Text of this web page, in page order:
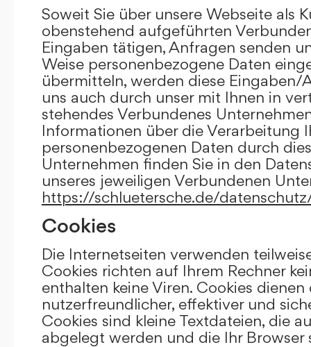
Soweit Sie über unsere Webseite als
obenstehend aufgeführten
Eingaben tätigen, Anfragen senden
Weise personenbezogene Daten
übermitteln, werden diese
uns auch durch unser mit Ihnen in
stehendes Verbundenes
Informationen über die Verarbeitung
personenbezogenen Daten durch
Unternehmen finden Sie in den
unseres jeweiligen Verbundenen
https://schluetersche.de/
Cookies
Die Internetseiten verwenden
Cookies richten auf Ihrem Rechner
enthalten keine Viren. Cookies
nutzerfreundlicher, effektiver und
Cookies sind kleine Textdateien, die
abgelegt werden und die Ihr Browser